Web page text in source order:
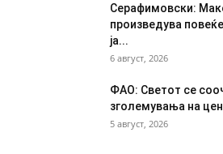
Серафимовски:
произведува
ја...
6 август, 2026
ФАО: Светот се
зголемувања на
5 август, 2026